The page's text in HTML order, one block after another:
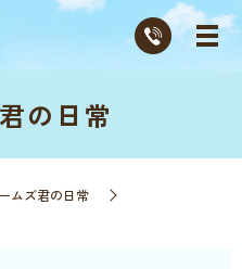
の日常
ムズ君の日常